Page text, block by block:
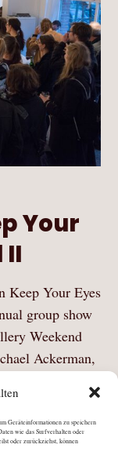
Geräteinformationen zu speichern
wie das Surfverhalten oder
oder zurückziehst, können
Your
II
Keep Your Eyes
group show
Weekend
Ackerman,